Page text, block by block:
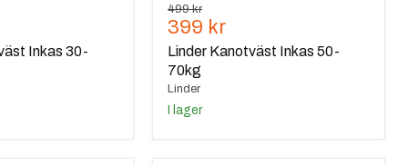
Inkas 30-
Ursprungspris
499 kr
Nuvarande
pris
399 kr
Linder Kanotväst Inkas 50-
70kg
Linder
I lager